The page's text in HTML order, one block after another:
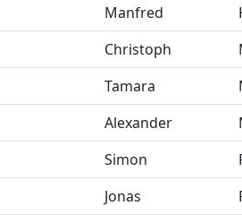
Manfred
Christoph
Tamara
Alexander
Simon
Jonas